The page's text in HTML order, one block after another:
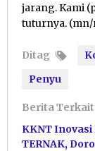
jarang. Kami
tuturnya. (mn/
Ditag
Penyu
Berita Terkait
KKNT Inovasi
TERNAK,